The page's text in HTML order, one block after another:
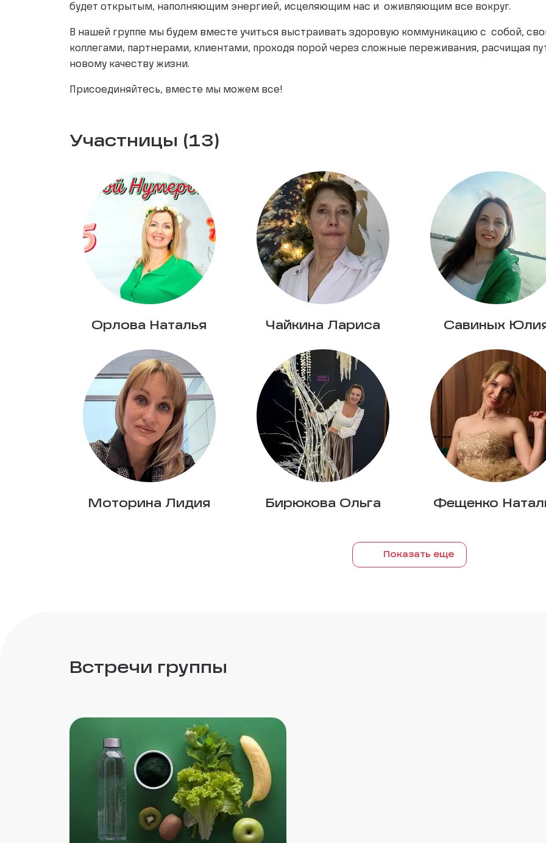
будет открытым, наполняющим энергией, исцеляющим нас и оживляющим все вокруг.
В нашей группе мы будем вместе учиться выстраивать здоровую коммуникацию с собой,
коллегами, партнерами, клиентами, проходя порой через сложные переживания, расчищая
новому качеству жизни.
Присоединяйтесь, вместе мы можем все!
Участницы (13)
Орлова Наталья Чайкина Лариса Савиных
Моторина Лидия Бирюкова Ольга Фещенко
Показать еще
Встречи группы